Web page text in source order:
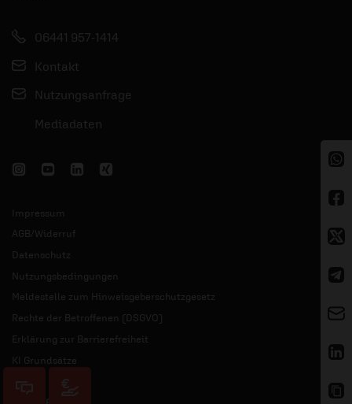
06441 957-1414
Kontakt
Nutzungsanfrage
Mediadaten
Impressum
AGB/Widerruf
Datenschutz
Nutzungsbedingungen
Meldestelle zum Hinweisgeberschutzgesetz
Rechte der Betroffenen (DSGVO)
Erklärung zur Barrierefreiheit
KI Grundsätze